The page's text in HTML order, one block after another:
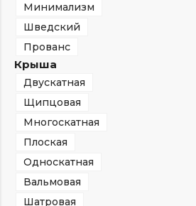
Минимализм
Шведский
Прованс
Крыша
Двускатная
Щипцовая
Многоскатная
Плоская
Односкатная
Вальмовая
Шатровая